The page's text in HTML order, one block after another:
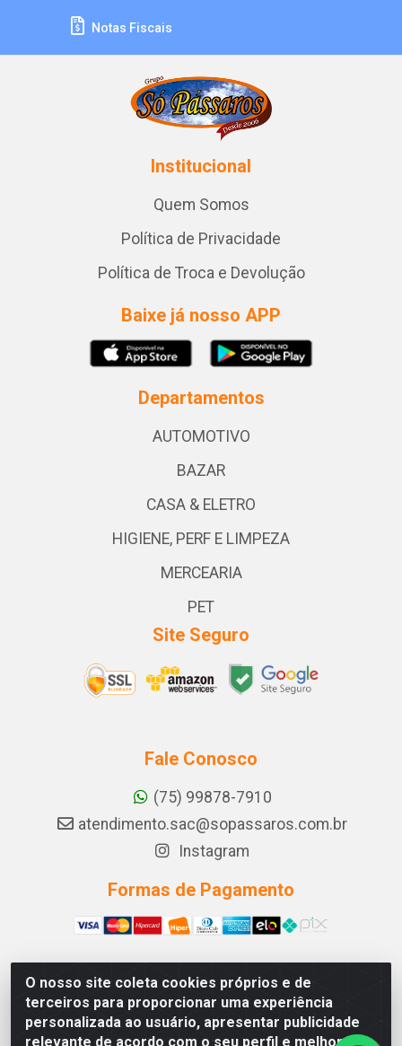
O nosso site coleta cookies próprios e de
terceiros para proporcionar uma experiência
personalizada ao usuário, apresentar publicidade
relevante de acordo com o seu perfil e melhorar a
Notas Fiscais
Institucional
Quem Somos
Política de Privacidade
Política de Troca e Devolução
Baixe já nosso APP
Departamentos
AUTOMOTIVO
BAZAR
CASA & ELETRO
HIGIENE, PERF E LIMPEZA
MERCEARIA
PET
Site Seguro
Fale Conosco
(75) 99878-7910
atendimento.sac@sopassaros.com.br
Instagram
Formas de Pagamento
A PINA DOS SANTOS DELEZZOTTE LTDA - RODOVIA BA
233, 27 - ZONA RURAL, ITABERABA/BA - CEP 46.880-
000 - CNPJ 30.578.948/0001-90